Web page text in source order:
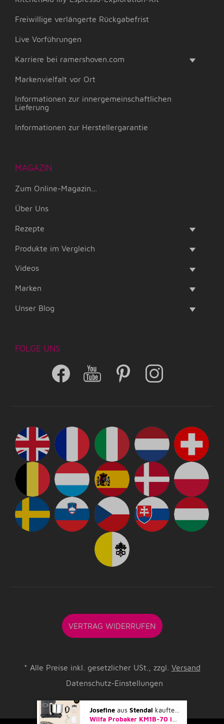
Freiwillige verlängerte Rückgabefrist
Live Vorführungen
Karriere bei ramershoven.com
Markenvielfalt vor Ort
Informationen zur innergemeinschaftlichen
Lieferung
Informationen zur Herstellergarantie
MAGAZIN
Zum Online-Magazin...
Über Uns
Rezepte
Produkte im Vergleich
Videos
Marken
Unser Blog
FOLGE UNS
VERTRAG WIDERRUFEN
* Alle Preise inkl. gesetzlicher USt., zzgl. Versand
Datenschutz-Einstellungen
Josefine aus Stendal kaufte gerade
Wilfa Probaker KM1B-70 im Spar-Set 'Marcel Paa' mit Teigbox inkl. Deckel und passendem Teigschaber sowie Teigkarte & Marcel Paa Grußkarte - Schwarz